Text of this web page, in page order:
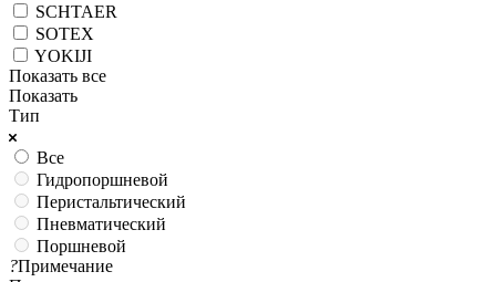
SCHTAER
SOTEX
YOKIJI
Показать все
Показать
Тип
Все
Гидропоршневой
Перистальтический
Пневматический
Поршневой
?Примечание